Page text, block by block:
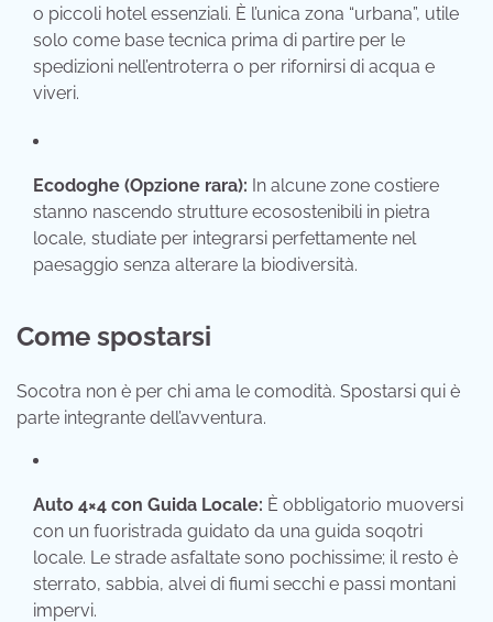
o piccoli hotel essenziali. È l’unica zona “urbana”, utile
solo come base tecnica prima di partire per le
spedizioni nell’entroterra o per rifornirsi di acqua e
viveri.
Ecodoghe (Opzione rara): In alcune zone costiere
stanno nascendo strutture ecosostenibili in pietra
locale, studiate per integrarsi perfettamente nel
paesaggio senza alterare la biodiversità.
Come spostarsi
Socotra non è per chi ama le comodità. Spostarsi qui è
parte integrante dell’avventura.
Auto 4×4 con Guida Locale: È obbligatorio muoversi
con un fuoristrada guidato da una guida soqotri
locale. Le strade asfaltate sono pochissime; il resto è
sterrato, sabbia, alvei di fiumi secchi e passi montani
impervi.